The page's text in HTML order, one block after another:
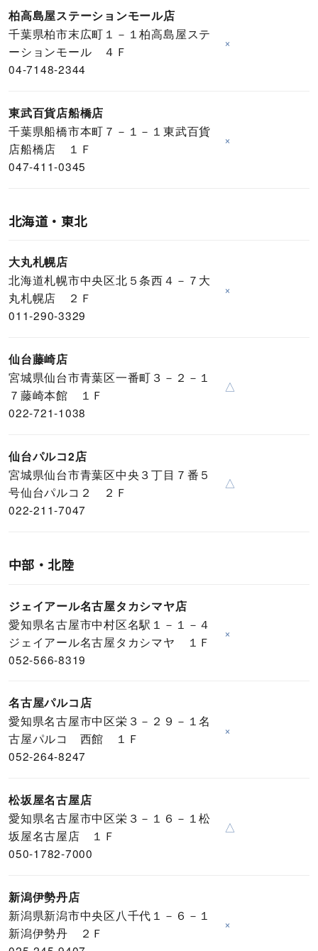
柏高島屋ステーションモール店
千葉県柏市末広町１－１柏高島屋ステ
ーションモール ４Ｆ
04-7148-2344
×
東武百貨店船橋店
千葉県船橋市本町７－１－１東武百貨
店船橋店 １Ｆ
047-411-0345
×
北海道・東北
大丸札幌店
北海道札幌市中央区北５条西４－７大
丸札幌店 ２Ｆ
011-290-3329
×
仙台藤崎店
宮城県仙台市青葉区一番町３－２－１
７藤崎本館 １Ｆ
022-721-1038
△
仙台パルコ2店
宮城県仙台市青葉区中央３丁目７番５
号仙台パルコ２ ２Ｆ
022-211-7047
△
中部・北陸
ジェイアール名古屋タカシマヤ店
愛知県名古屋市中村区名駅１－１－４
ジェイアール名古屋タカシマヤ １Ｆ
052-566-8319
×
名古屋パルコ店
愛知県名古屋市中区栄３－２９－１名
古屋パルコ 西館 １Ｆ
052-264-8247
×
松坂屋名古屋店
愛知県名古屋市中区栄３－１６－１松
坂屋名古屋店 １Ｆ
050-1782-7000
△
新潟伊勢丹店
新潟県新潟市中央区八千代１－６－１
新潟伊勢丹 ２Ｆ
×